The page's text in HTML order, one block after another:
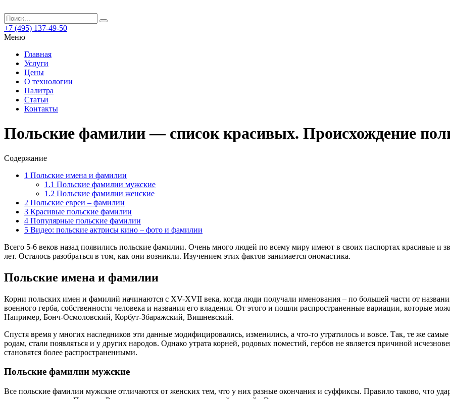
+7 (495) 137-49-50
Меню
Главная
Услуги
Цены
О технологии
Палитра
Статьи
Контакты
Польские фамилии — список красивых. Происхождение
Содержание
1 Польские имена и фамилии
1.1 Польские фамилии мужские
1.2 Польские фамилии женские
2 Польские евреи – фамилии
3 Красивые польские фамилии
4 Популярные польские фамилии
5 Видео: польские актрисы кино – фото и фамилии
Всего 5-6 веков назад появились польские фамилии. Очень много людей по всему миру имеют в своих паспортах красивые и
лет. Осталось разобраться в том, как они возникли. Изучением этих фактов занимается ономастика.
Польские имена и фамилии
Корни польских имен и фамилий начинаются с XV-XVII века, когда люди получали именования – по большей части от
военного герба, собственности человека и названия его владения. От этого и пошли распространенные вариации, которые
Например, Бонч-Осмоловский, Корбут-Збаражский, Вишневский.
Спустя время у многих наследников эти данные модифицировались, изменились, а что-то утратилось и вовсе. Так, те же
родам, стали появляться и у других народов. Однако утрата корней, родовых поместий, гербов не является причиной
становятся более распространенными.
Польские фамилии мужские
Все польские фамилии мужские отличаются от женских тем, что у них разные окончания и суффиксы. Правило таково, что